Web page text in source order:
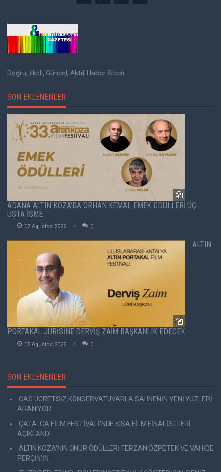
Doğru, İlkeli, Güncel, Aktif Haber Sitesi
SON EKLENENLER
ADANA ALTIN KOZA'DA ORHAN KEMAL EMEK ÖDÜLLERİ ÜÇ
USTA İSME
07 Agustos 2026 0
ALTIN
PORTAKAL JÜRİSİNE DERVİŞ ZAİM BAŞKANLIK EDECEK
05 Agustos 2026 0
SON EKLENENLER
CAS ÜCRETSİZ KONSERVATUVARLA SAHNENİN YENİ YÜZLERİ
ARANIYOR
ÇATALCA FİLM FESTİVALİ'NDE KISA FİLM FİNALİSTLERİ
AÇIKLANDI
ALTIN KOZA'NIN ONUR ÖDÜLLERİ FERZAN ÖZPETEK VE VAHİDE
PERÇİN'İN